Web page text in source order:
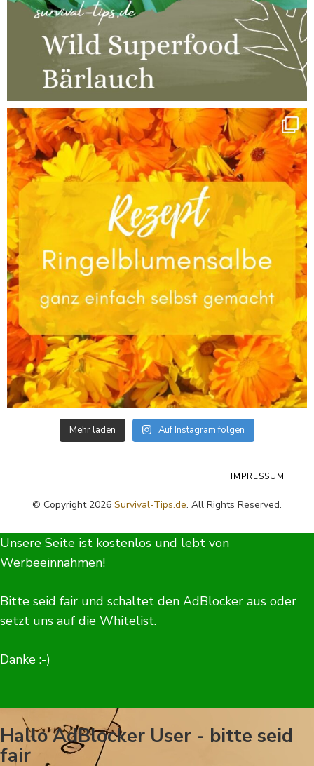
Mehr laden Auf Instagram folgen
© Copyright 2026 Survival-Tips.de. All Rights Reserved.
IMPRESSUM
Unsere Seite ist kostenlos und lebt von
Werbeeinnahmen!
Bitte seid fair und schaltet den AdBlocker aus oder
setzt uns auf die Whitelist.
Danke :-)
Hallo AdBlocker User - bitte seid
fair